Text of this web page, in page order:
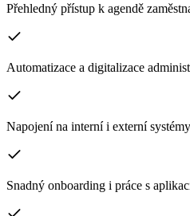
Přehledný přístup k agendě
Automatizace a digitalizace
Napojení na interní i externí systémy
Snadný onboarding i práce s